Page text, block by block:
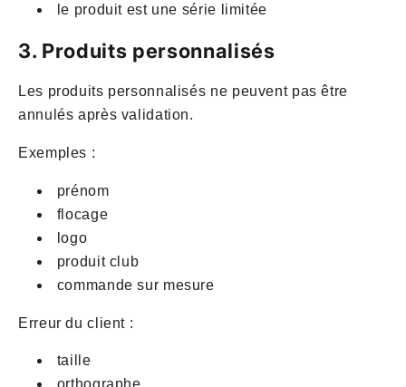
le produit est une série limitée
3. Produits personnalisés
Les produits personnalisés ne peuvent pas être
annulés après validation.
Exemples :
prénom
flocage
logo
produit club
commande sur mesure
Erreur du client :
taille